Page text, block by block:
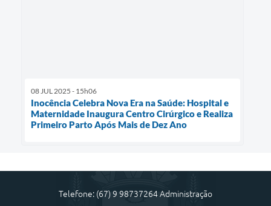
08 JUL 2025 - 15h06
Inocência Celebra Nova Era na Saúde: Hospital e
Maternidade Inaugura Centro Cirúrgico e Realiza
Primeiro Parto Após Mais de Dez Ano
Telefone: (67) 9 98737264 Administração